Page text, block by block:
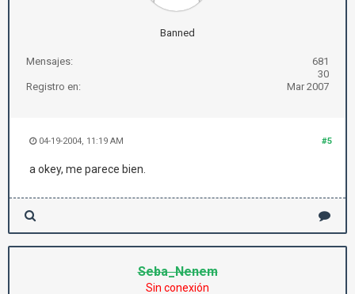
Banned
Mensajes:
681
30
Registro en:
Mar 2007
#5
04-19-2004, 11:19 AM
a okey, me parece bien.
Seba_Nenem
Sin conexión